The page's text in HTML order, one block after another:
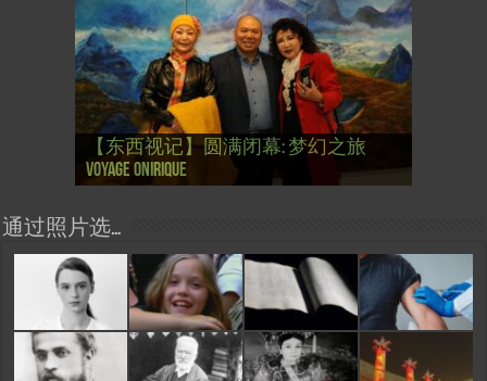
【东西视记】圆满闭幕: 梦幻之旅
Voyage onirique
【东西视记】开幕：唐恽鉎 Michel
Tong, 梦幻之旅 Voyage onirique
【东西视记】展讯：唐恽鉎 Michel
Tong, 梦幻之旅 Voyage onirique
【跨年晚会】祝各位 佳年快乐 Bonne
année 2023, Le feu d’artifice de Paris
【一画一故事】唐恽鉎 Michel Tong One
Painting One Story
【一画一故事】林象元 Lin XiangYuan One
Painting One Story
【国际参考】芭蕾舞: 天鹅湖 乌克兰
大剧院版 Le lac des cygnes – Opéra national
d’Ukraine
【国际参考】巴黎政府举行“新年晚
会” Soirée musicale à la mairie du 13e le 8
Février
【国际参考】巴黎“艺术之都”展将于2
月12日揭幕 Art Capital s’ouvre le 12 Février
【东西视记】法国电影: “中国人占领
巴黎”，一种法国幽默与“预言” Les
chinois à Paris de J.Yanne
【东西视记】时装秀：巴黎时装界
的“顽童”与“不屈者” John Galliano le
surdoué de la mode
【东西视记】法国“复兴会”式【艺术
桥展】 Expo. que “RENAISSANCE” aurait pu
organiser
通过照片选…